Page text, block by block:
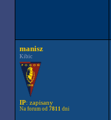
manisz
Kibic
IP: zapisany
Na forum od 7811 dni